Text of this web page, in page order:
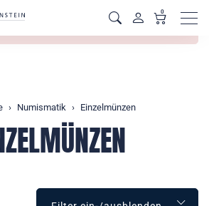
0
Numismatik Einzelmünzen